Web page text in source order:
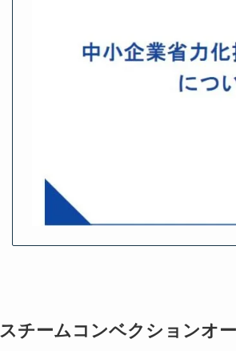
スチームコンベクションオ